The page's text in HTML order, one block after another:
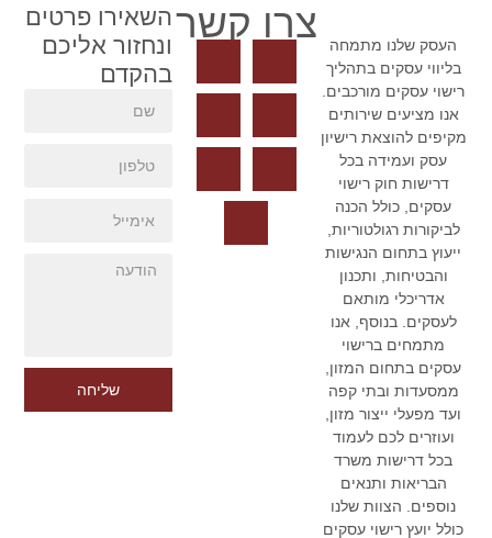
העסק שלנו מתמחה
בליווי עסקים בתהליך
רישוי עסקים מורכבים.
אנו מציעים שירותים
מקיפים להוצאת רישיון
עסק ועמידה בכל
דרישות חוק רישוי
עסקים, כולל הכנה
לביקורות רגולטוריות,
ייעוץ בתחום הנגישות
והבטיחות, ותכנון
אדריכלי מותאם
לעסקים. בנוסף, אנו
מתמחים ברישוי
עסקים בתחום המזון,
ממסעדות ובתי קפה
ועד מפעלי ייצור מזון,
ועוזרים לכם לעמוד
בכל דרישות משרד
הבריאות ותנאים
נוספים. הצוות שלנו
כולל יועץ רישוי עסקים
צרו קשרהשאירו פרטים
ונחזור אליכם
בהקדם
שליחה